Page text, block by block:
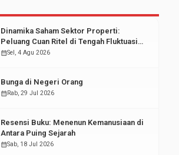
Dinamika Saham Sektor Properti:
Peluang Cuan Ritel di Tengah Fluktuasi
Pasar Modal
calendar_monthSel, 4 Agu 2026
Bunga di Negeri Orang
calendar_monthRab, 29 Jul 2026
Resensi Buku: Menenun Kemanusiaan di
Antara Puing Sejarah
calendar_monthSab, 18 Jul 2026